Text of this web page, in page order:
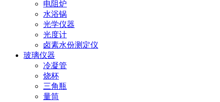
电阻炉
水浴锅
光学仪器
光度计
卤素水份测定仪
玻璃仪器
冷凝管
烧杯
三角瓶
量筒